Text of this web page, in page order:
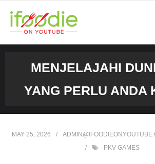
content
MENJELAJAHI
YANG PERLU ANDA
MAY 25, 2026
PKV GAMES